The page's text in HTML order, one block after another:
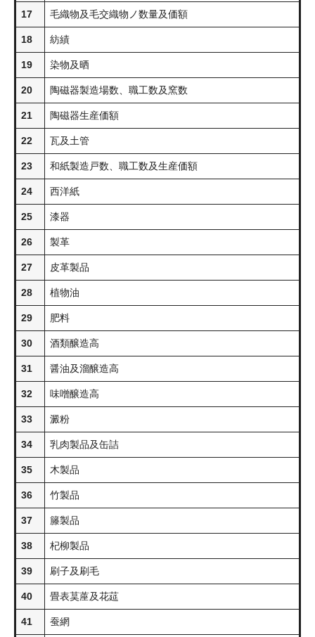
17 毛織物及毛交織物ノ数量及価額
18 紡績
19 染物及晒
20 陶磁器製造場数、職工数及窯数
21 陶磁器生産価額
22 瓦及土管
23 和紙製造戸数、職工数及生産価額
24 西洋紙
25 漆器
26 製革
27 皮革製品
28 植物油
29 肥料
30 酒類醸造高
31 醤油及溜醸造高
32 味噌醸造高
33 澱粉
34 乳肉製品及缶詰
35 木製品
36 竹製品
37 籐製品
38 杞柳製品
39 刷子及刷毛
40 畳表茣蓙及花莚
41 蚕網